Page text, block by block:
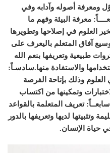
ومعرفة أصوله وآدابه وفي
معرفة البيئة وفهم ما
العلوم في إصلاحها وتطويرها
آفاق المتعلم باليعرف على
طبيعية وتعريفها بنعم الله
والاستفادة منها.سادسـاً:
العلوم وذلك بإتاحة الفرصة
وتمكينها من اكتساب
سابعــاً: تعريف المتعلمة بالقواعد
وتثبيتها لديها وتعريفها بالدور
حياة الإنسان.